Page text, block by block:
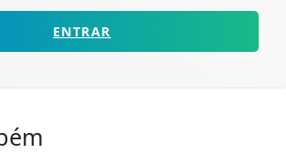
ENTRAR